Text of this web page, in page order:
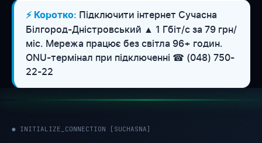
⚡ Коротко: Підключити інтернет Сучасна
Білгород-Дністровський ▲ 1 Гбіт/с за 79 грн/
міс. Мережа працює без світла 96+ годин.
ONU-термінал при підключенні ☎ (048) 750-
22-22
● INITIALIZE_CONNECTION [SUCHASNA]
WESTELECOM
Онлайн-підтримка